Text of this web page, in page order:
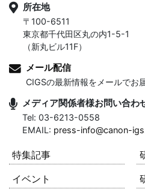
所在地
〒100-6511
東京都千代田区丸の内1-5-1
（新丸ビル11F）
メール配信
CIGSの最新情報をメールでお
メディア関係者様お問い合わ
Tel: 03-6213-0558
EMAIL: press-info@canon-
特集記事
イベント